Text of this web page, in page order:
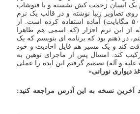
یک انسان زحمت کش نشسته و با فتوشاپ
حدیث را روی تصاویر زیبا نوشته و در قالب یک نرم
افزار سنگین (حدود ۵۰۰ مگابایت) آماده استفاده کرده است. از
از این نرم افزار (که اسمی هم ظاهرا
در ذهنم بود که برنامه ای بنویسم که یک
کند و یک مسیر هم فایل احادیث و خود
ترکیب کند. امسال پس از ماجرای توهین به
علیه و آله) تصمیم گرفتم این ایده را عملی
دیواری نورانی»
آخرین نسخه به این آدرس مراجعه کنید: